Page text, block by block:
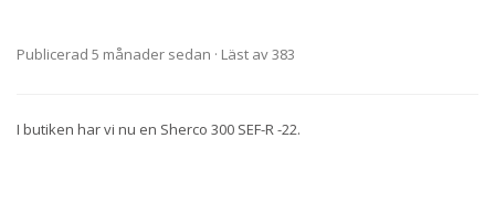
Publicerad 5 månader sedan · Läst av 383
I butiken har vi nu en Sherco 300 SEF-R -22.